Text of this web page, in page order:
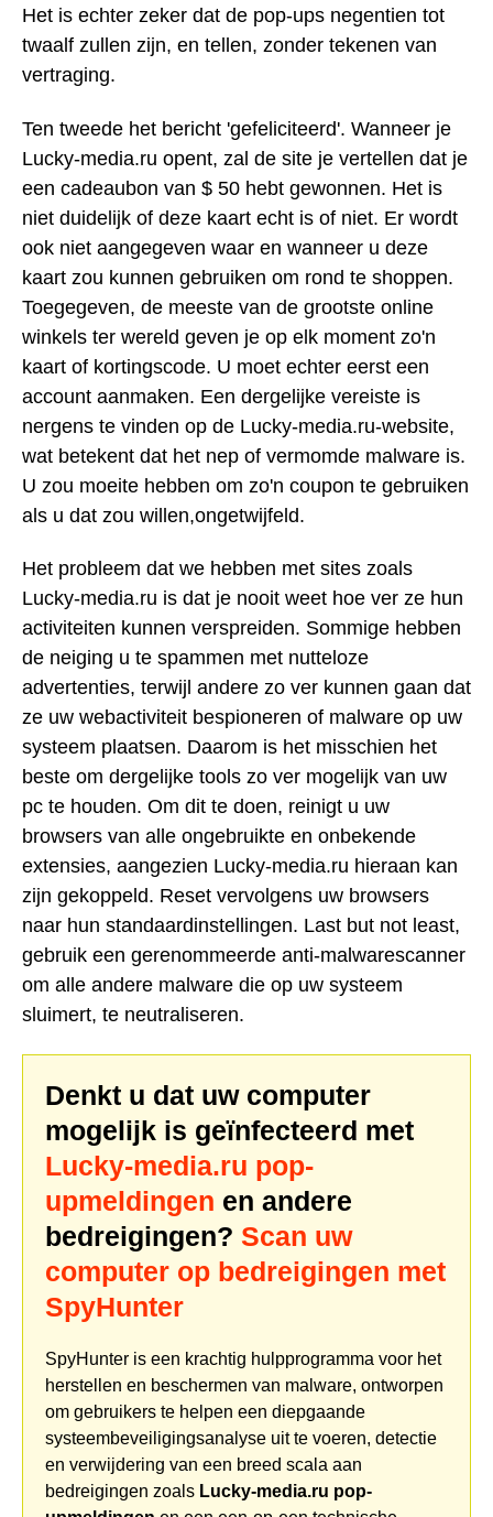
Het is echter zeker dat de pop-ups negentien tot
twaalf zullen zijn, en tellen, zonder tekenen van
vertraging.
Ten tweede het bericht 'gefeliciteerd'. Wanneer je
Lucky-media.ru opent, zal de site je vertellen dat je
een cadeaubon van $ 50 hebt gewonnen. Het is
niet duidelijk of deze kaart echt is of niet. Er wordt
ook niet aangegeven waar en wanneer u deze
kaart zou kunnen gebruiken om rond te shoppen.
Toegegeven, de meeste van de grootste online
winkels ter wereld geven je op elk moment zo'n
kaart of kortingscode. U moet echter eerst een
account aanmaken. Een dergelijke vereiste is
nergens te vinden op de Lucky-media.ru-website,
wat betekent dat het nep of vermomde malware is.
U zou moeite hebben om zo'n coupon te gebruiken
als u dat zou willen,ongetwijfeld.
Het probleem dat we hebben met sites zoals
Lucky-media.ru is dat je nooit weet hoe ver ze hun
activiteiten kunnen verspreiden. Sommige hebben
de neiging u te spammen met nutteloze
advertenties, terwijl andere zo ver kunnen gaan dat
ze uw webactiviteit bespioneren of malware op uw
systeem plaatsen. Daarom is het misschien het
beste om dergelijke tools zo ver mogelijk van uw
pc te houden. Om dit te doen, reinigt u uw
browsers van alle ongebruikte en onbekende
extensies, aangezien Lucky-media.ru hieraan kan
zijn gekoppeld. Reset vervolgens uw browsers
naar hun standaardinstellingen. Last but not least,
gebruik een gerenommeerde anti-malwarescanner
om alle andere malware die op uw systeem
sluimert, te neutraliseren.
Denkt u dat uw computer
mogelijk is geïnfecteerd met
Lucky-media.ru pop-
upmeldingen en andere
bedreigingen? Scan uw
computer op bedreigingen met
SpyHunter
SpyHunter is een krachtig hulpprogramma voor het
herstellen en beschermen van malware, ontworpen
om gebruikers te helpen een diepgaande
systeembeveiligingsanalyse uit te voeren, detectie
en verwijdering van een breed scala aan
bedreigingen zoals Lucky-media.ru pop-